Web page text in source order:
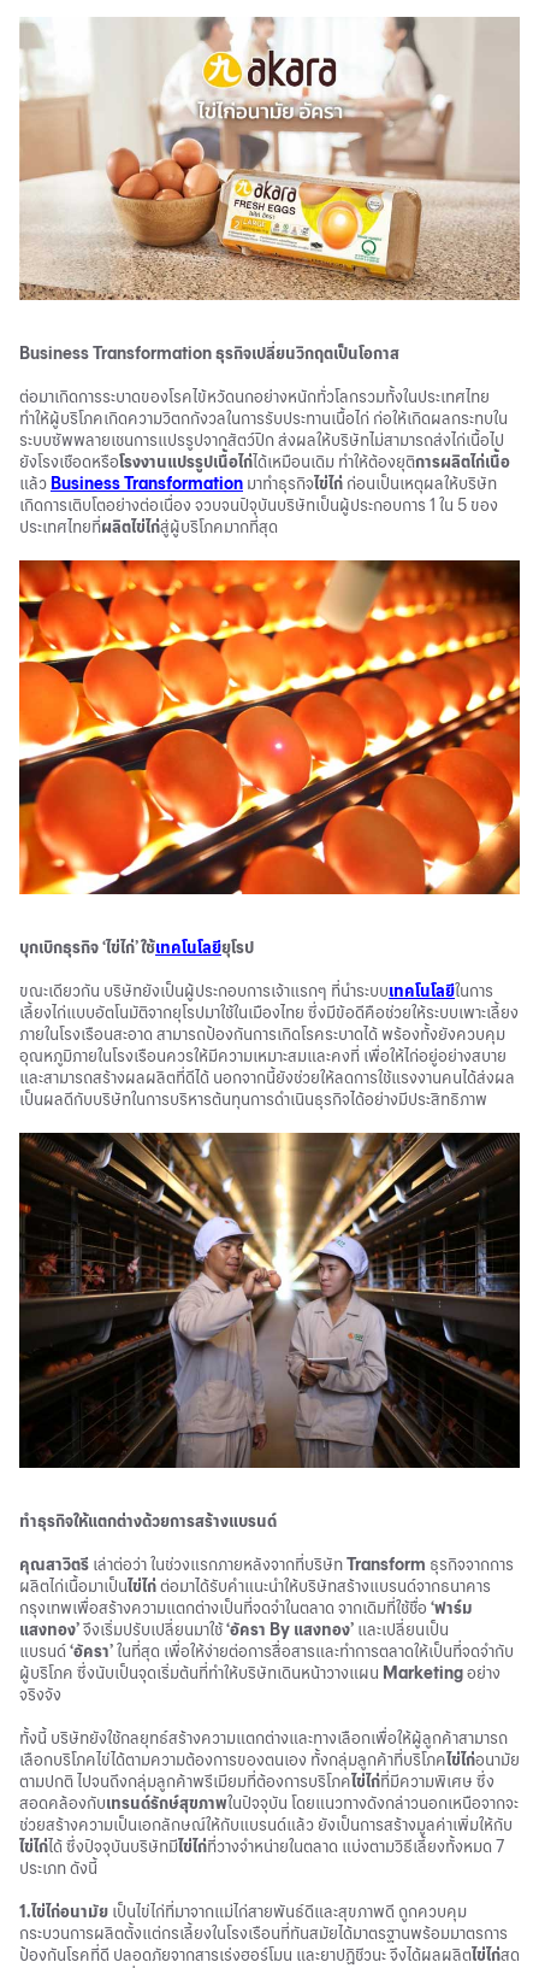
Business Transformationธุรกิจเปลี่ยนวิกฤตเป็นโอกาส
ต่อมาเกิดการระบาดของโรคไข้หวัดนกอย่างหนักทั่วโลกรวมทั้งในประเทศไทย
ทำให้ผู้บริโภคเกิดความวิตกกังวลในการรับประทานเนื้อไก่ ก่อให้เกิดผลกระทบใน
ระบบซัพพลายเชนการแปรรูปจากสัตว์ปีก ส่งผลให้บริษัทไม่สามารถส่งไก่เนื้อไป
ยังโรงเชือดหรือโรงงานแปรรูปเนื้อไก่ได้เหมือนเดิม ทำให้ต้องยุติการผลิตไก่เนื้อ
แล้ว Business Transformation มาทำธุรกิจไข่ไก่ ก่อนเป็นเหตุผลให้บริษัท
เกิดการเติบโตอย่างต่อเนื่อง จวบจนปัจุบันบริษัทเป็นผู้ประกอบการ 1 ใน 5 ของ
ประเทศไทยที่ผลิตไข่ไก่สู่ผู้บริโภคมากที่สุด
บุกเบิกธุรกิจ ‘ไข่ไก่’ ใช้เทคโนโลยียุโรป
ขณะเดียวกัน บริษัทยังเป็นผู้ประกอบการเจ้าแรกๆ ที่นำระบบเทคโนโลยีในการ
เลี้ยงไก่แบบอัตโนมัติจากยุโรปมาใช้ในเมืองไทย ซึ่งมีข้อดีคือช่วยให้ระบบเพาะเลี้ยง
ภายในโรงเรือนสะอาด สามารถป้องกันการเกิดโรคระบาดได้ พร้องทั้งยังควบคุม
อุณหภูมิภายในโรงเรือนควรให้มีความเหมาะสมและคงที่ เพื่อให้ไก่อยู่อย่างสบาย
และสามารถสร้างผลผลิตที่ดีได้ นอกจากนี้ยังช่วยให้ลดการใช้แรงงานคนได้ส่งผล
เป็นผลดีกับบริษัทในการบริหารต้นทุนการดำเนินธุรกิจได้อย่างมีประสิทธิภาพ
ทำธุรกิจให้แตกต่างด้วยการสร้างแบรนด์
คุณสาวิตรี เล่าต่อว่า ในช่วงแรกภายหลังจากที่บริษัทTransform ธุรกิจจากการ
ผลิตไก่เนื้อมาเป็นไข่ไก่ต่อมาได้รับคำแนะนำให้บริษัทสร้างแบรนด์จากธนาคาร
กรุงเทพเพื่อสร้างความแตกต่างเป็นที่จดจำในตลาด จากเดิมที่ใช้ชื่อ ‘ฟาร์ม
แสงทอง’จึงเริ่มปรับเปลี่ยนมาใช้‘อัครา By แสงทอง’ และเปลี่ยนเป็น
แบรนด์‘อัครา’ในที่สุด เพื่อให้ง่ายต่อการสื่อสารและทำการตลาดให้เป็นที่จดจำกับ
ผู้บริโภค ซึ่งนับเป็นจุดเริ่มต้นที่ทำให้บริษัทเดินหน้าวางแผน Marketingอย่าง
จริงจัง
ทั้งนี้ บริษัทยังใช้กลยุทธ์สร้างความแตกต่างและทางเลือกเพื่อให้ผู้ลูกค้าสามารถ
เลือกบริโภคไข่ได้ตามความต้องการของตนเอง ทั้งกลุ่มลูกค้าที่บริโภคไข่ไก่อนามัย
ตามปกติ ไปจนถึงกลุ่มลูกค้าพรีเมียมที่ต้องการบริโภคไข่ไก่ที่มีความพิเศษ ซึ่ง
สอดคล้องกับเทรนด์รักษ์สุขภาพในปัจจุบัน โดยแนวทางดังกล่าวนอกเหนือจากจะ
ช่วยสร้างความเป็นเอกลักษณ์ให้กับแบรนด์แล้ว ยังเป็นการสร้างมูลค่าเพิ่มให้กับ
ไข่ไก่ได้ ซึ่งปัจจุบันบริษัทมีไข่ไก่ที่วางจำหน่ายในตลาด แบ่งตามวิธีเลี้ยงทั้งหมด 7
ประเภท ดังนี้
1.ไข่ไก่อนามัย เป็นไข่ไก่ที่มาจากแม่ไก่สายพันธ์ดีและสุขภาพดี ถูกควบคุม
กระบวนการผลิตตั้งแต่กรเลี้ยงในโรงเรือนที่ทันสมัยได้มาตรฐานพร้อมมาตรการ
ป้องกันโรคที่ดี ปลอดภัยจากสารเร่งฮอร์โมน และยาปฏิชีวนะ จึงได้ผลผลิตไข่ไก่สด